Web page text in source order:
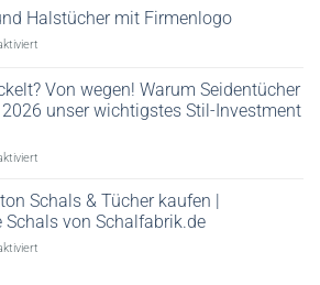
Veredelung
Möglichkeiten,
ein
tragen!
Halstücher mit Firmenlogo
und
Halstücher
mit
Von wegen! Warum Seidentücher
unser wichtigstes Stil-Investment
gewickelt?
Von
wegen!
Schals & Tücher kaufen |
Schals von Schalfabrik.de